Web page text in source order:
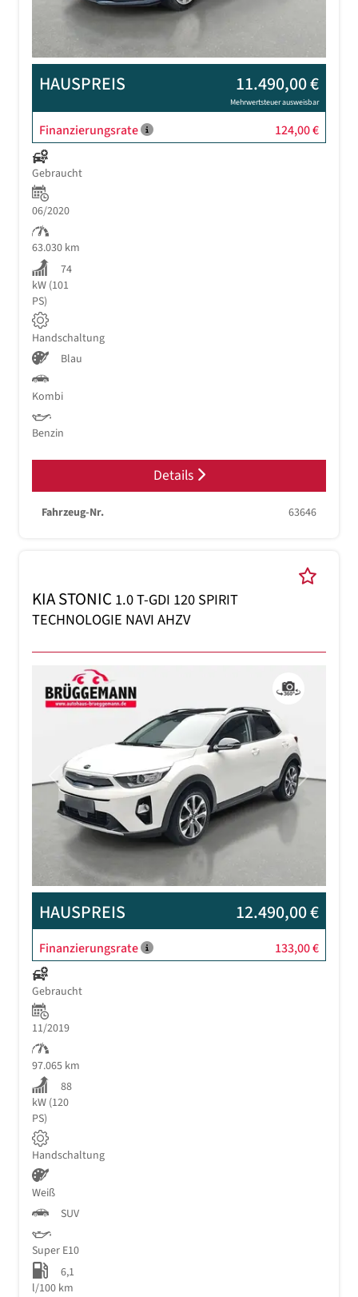
HAUSPREIS 11.490,00 €
Mehrwertsteuer ausweisbar
Finanzierungsrate 124,00 €
Gebraucht
06/2020
63.030 km
74
kW (101
PS)
Handschaltung
Blau
Kombi
Benzin
Details
Fahrzeug-Nr. 63646
KIA STONIC 1.0 T-GDI 120 SPIRIT
TECHNOLOGIE NAVI AHZV
Previous Next
HAUSPREIS 12.490,00 €
Finanzierungsrate 133,00 €
Gebraucht
11/2019
97.065 km
88
kW (120
PS)
Handschaltung
Weiß
SUV
Super E10
6,1
l/100 km